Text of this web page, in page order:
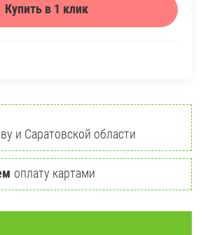
Купить в 1 клик
и Саратовской области
оплату картами